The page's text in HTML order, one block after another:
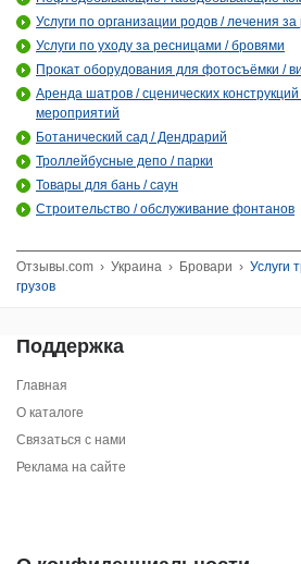
Услуги по организации родов / лечения
Услуги по уходу за ресницами / бровями
Прокат оборудования для фотосъёмки /
Аренда шатров / сценических
мероприятий
Ботанический сад / Дендрарий
Троллейбусные депо / парки
Товары для бань / саун
Строительство / обслуживание фонтанов
Отзывы.com › Украина › Бровари › Услуги
грузов
Поддержка
Главная
О каталоге
Связаться с нами
Реклама на сайте